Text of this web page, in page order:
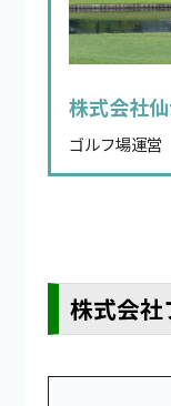
株式会社
ゴルフ場運営
株式会社